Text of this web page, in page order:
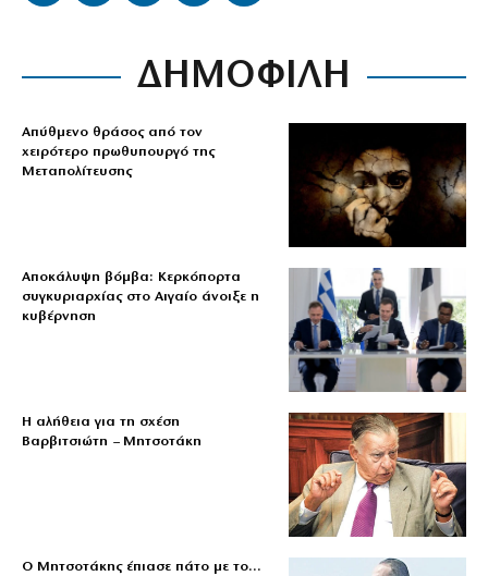
ΔΗΜΟΦΙΛΗ
Απύθμενο θράσος από τον
χειρότερο πρωθυπουργό της
Μεταπολίτευσης
Αποκάλυψη βόμβα: Κερκόπορτα
συγκυριαρχίας στο Αιγαίο άνοιξε η
κυβέρνηση
Η αλήθεια για τη σχέση
Βαρβιτσιώτη – Μητσοτάκη
Ο Μητσοτάκης έπιασε πάτο με το…